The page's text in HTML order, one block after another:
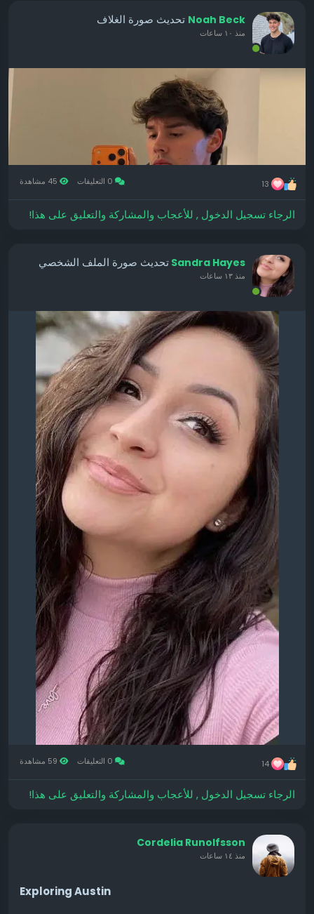
Noah Beck تحديث صورة الغلاف
منذ ١٠ ساعات
13
الرجاء تسجيل الدخول , للأعجاب والمشاركة والتعليق على هذا!
Sandra Hayes تحديث صورة الملف الشخصي
منذ ١٣ ساعات
14
الرجاء تسجيل الدخول , للأعجاب والمشاركة والتعليق على هذا!
Cordelia Runolfsson
منذ ١٤ ساعات
Exploring Austin